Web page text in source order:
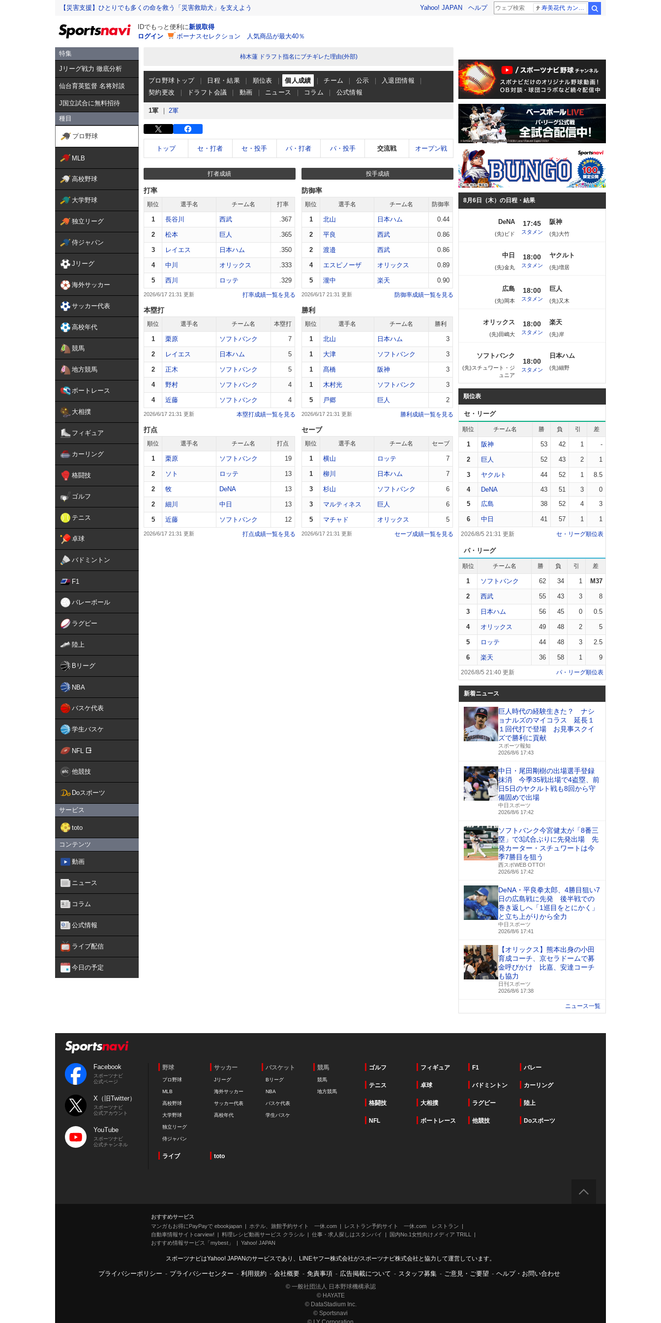
【災害支援】ひとりでも多くの命を救う「災害救助犬」を支えよう Yahoo! JAPAN ヘルプ
IDでもっと便利に新規取得
ログイン
ボーナスセレクション 人気商品が最大40％
特集
Jリーグ戦力 徹底分析
仙台育英監督 名将対談
J国立試合に無料招待
種目
プロ野球
MLB
高校野球
大学野球
独立リーグ
侍ジャパン
Jリーグ
海外サッカー
サッカー代表
高校年代
競馬
地方競馬
ボートレース
大相撲
フィギュア
カーリング
格闘技
ゴルフ
テニス
卓球
バドミントン
F1
バレーボール
ラグビー
陸上
Bリーグ
NBA
バスケ代表
学生バスケ
NFL
他競技
Doスポーツ
サービス
toto
コンテンツ
動画
ニュース
コラム
公式情報
ライブ配信
今日の予定
柿木蓮 ドラフト指名にブチギレた理由(外部)
プロ野球トップ 日程・結果 順位表 個人成績 チーム 公示
入退団情報
契約更改
ドラフト会議 動画 ニュース コラム 公式情報
1軍 2軍
トップ セ・打者 セ・投手 パ・打者 パ・投手 交流戦 オープン戦
打者成績
打率
順位 選手名 チーム名 打率
1 長谷川 西武 .367
2 松本 巨人 .365
3 レイエス 日本ハム .350
4 中川 オリックス .333
5 西川 ロッテ .329
2026/6/17 21:31 打率成績一覧を見る
投手成績
防御率
順位 選手名 チーム名 防御率
1 北山 日本ハム 0.44
2 平良 西武 0.86
2 渡邉 西武 0.86
4 エスピノーザ オリックス 0.89
5 瀧中 楽天 0.90
2026/6/17 21:31 防御率成績一覧を見る
本塁打
順位 選手名 チーム名 本塁打
1 栗原 ソフトバンク 7
2 レイエス 日本ハム 5
2 正木 ソフトバンク 5
4 野村 ソフトバンク 4
4 近藤 ソフトバンク 4
2026/6/17 21:31 本塁打成績一覧を見る
勝利
順位 選手名 チーム名 勝利
1 北山 日本ハム 3
1 大津 ソフトバンク 3
1 髙橋 阪神 3
1 木村光 ソフトバンク 3
5 戸郷 巨人 2
2026/6/17 21:31 勝利成績一覧を見る
打点
順位 選手名 チーム名 打点
1 栗原 ソフトバンク 19
2 ソト ロッテ 13
2 牧 DeNA 13
2 細川 中日 13
5 近藤 ソフトバンク 12
2026/6/17 21:31 打点成績一覧を見る
セーブ
順位 選手名 チーム名 セーブ
1 横山 ロッテ 7
1 柳川 日本ハム 7
3 杉山 ソフトバンク 6
3 マルティネス 巨人 6
5 マチャド オリックス 5
2026/6/17 21:31 セーブ成績一覧を見る
8月6日（木）の日程・結果
DeNA
(先)ビド
17:45
スタメン
阪神
(先)大竹
中日
(先)金丸
18:00
スタメン
ヤクルト
(先)増居
広島
(先)岡本
18:00
スタメン
巨人
(先)又木
オリックス
(先)田嶋大
18:00
スタメン
楽天
(先)岸
ソフトバンク
(先)スチュワート・ジ
ュニア
18:00
スタメン
日本ハム
(先)細野
順位表
セ・リーグ
順位 チーム名 勝 負 引 差
1 阪神 53 42 1 -
2 巨人 52 43 2 1
3 ヤクルト 44 52 1
8.5
4
DeNA 43 51 3
0
5
広島 38 52 4 3
6 中日 41 57 1 1
2026/8/5 21:31 更新 セ・リーグ順位表
パ・リーグ
順位 チーム名 勝 負 引 差
1 ソフトバンク 62 34 1 M37
2 西武 55 43 3 8
3 日本ハム 56 45 0 0.5
4 オリックス 49 48 2 5
5 ロッテ 44 48 3 2.5
6 楽天 36 58 1 9
2026/8/5 21:40 更新 パ・リーグ順位表
新着ニュース
巨人時代の経験生きた？ ナシ
ョナルズのマイコラス 延長１
１回代打で登場 お見事スクイ
ズで勝利に貢献
スポーツ報知
2026/8/6 17:43
中日・尾田剛樹の出場選手登録
抹消 今季35戦出場で4盗塁、前
日5日のヤクルト戦も8回から守
備固めで出場
中日スポーツ
2026/8/6 17:42
ソフトバンク今宮健太が「8番三
塁」で3試合ぶりに先発出場 先
発カーター・スチュワートは今
季7勝目を狙う
西スポWEB OTTO!
2026/8/6 17:42
DeNA・平良拳太郎、4勝目狙い7
日の広島戦に先発 後半戦での
巻き返しへ「1巡目をとにかく」
と立ち上がりから全力
中日スポーツ
2026/8/6 17:41
【オリックス】熊本出身の小田
育成コーチ、京セラドームで募
金呼びかけ 比嘉、安達コーチ
も協力
日刊スポーツ
2026/8/6 17:38
ニュース一覧
Facebook
スポーツナビ
公式ページ
X（旧Twitter）
スポーツナビ
公式アカウント
YouTube
スポーツナビ
公式チャンネル
野球
プロ野球
MLB
高校野球
大学野球
独立リーグ
侍ジャパン
サッカー
Jリーグ
海外サッカー
サッカー代表
高校年代
バスケット
Bリーグ
NBA
バスケ代表
学生バスケ
競馬
競馬
地方競馬
ゴルフ フィギュア F1 バレー
テニス 卓球 バドミントン カーリング
格闘技 大相撲 ラグビー 陸上
NFL ボートレース 他競技 Doスポーツ
ライブ toto
おすすめサービス
マンガもお得にPayPayで ebookjapan
ホテル、旅館予約サイト 一休.com
レストラン予約サイト 一休.com レストラン
自動車情報サイトcarview!
料理レシピ動画サービス クラシル 仕事・求人探しはスタンバイ
国内No.1女性向けメディア TRILL
おすすめ情報サービス「mybest」
Yahoo! JAPAN
スポーツナビはYahoo! JAPANのサービスであり、LINEヤフー株式会社がスポーツナビ株式会社と協力して運営しています。
プライバシーポリシー - プライバシーセンター - 利用規約 - 会社概要 - 免責事項 - 広告掲載について - スタッフ募集 - ご意見・ご要望 - ヘルプ・お問い合わせ
© 一般社団法人 日本野球機構承認
© HAYATE
© DataStadium Inc.
© Sportsnavi